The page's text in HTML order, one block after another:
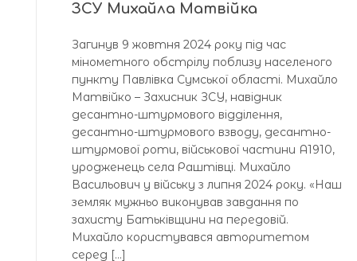
ЗСУ Михайла Матвійка
Загинув 9 жовтня 2024 року під час
мінометного обстрілу поблизу населеного
пункту Павлівка Сумської області. Михайло
Матвійко – Захисник ЗСУ, навідник
десантно-штурмового відділення,
десантно-штурмового взводу, десантно-
штурмової роти, військової частини А1910,
уродженець села Раштівці. Михайло
Васильович у війську з липня 2024 року. «Наш
земляк мужньо виконував завдання по
захисту Батьківщини на передовій.
Михайло користувався авторитетом
серед […]